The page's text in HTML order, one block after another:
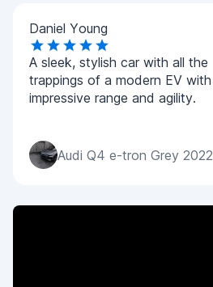
Daniel Young
A sleek, stylish car with all the
trappings of a modern EV with
impressive range and agility.
Audi Q4 e-tron Grey 2022